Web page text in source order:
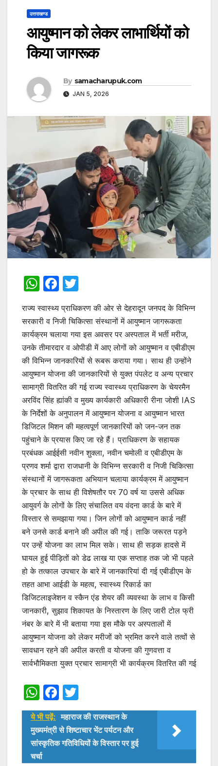
उत्तराखण्ड
आयुष्मान को लेकर लाभार्थियों को
किया जागरूक
By samacharupuk.com
JAN 5, 2026
W
at
s
A
p
p
F
c
e
b
o
o
k
itt
er
राज्य स्वास्थ्य प्राधिकरण की ओर से देहरादून जनपद के विभिन्न
सरकारी व निजी चिकित्सा संस्थानों में आयुष्मान जागरूकता
कार्यक्रम चलाया गया इस अवसर पर अस्पताल में भर्ती मरीज,
उनके तीमारदार व ओपीडी में आए लोगों को आयुष्मान व एबीडीएम
की विभिन्न जानकारियों से रूबरू कराया गया। साथ ही उन्होंने
आयुष्मान योजना की जानकारियों से युक्त पंपलेट व अन्य प्रचार
सामाग्री वितरित की गई राज्य स्वास्थ्य प्राधिकरण के चेयरमैन
अरविंद सिंह ह्यांकी व मुख्य कार्यकारी अधिकारी रीना जोशी IAS
के निर्देशों के अनुपालन में आयुष्मान योजना व आयुष्मान भारत
डिजिटल मिशन की महत्वपूर्ण जानकारियों को जन-जन तक
पहुंचाने के प्रयास किए जा रहे हैं। प्राधिकरण के सहायक
प्रबंधक आईईसी नवीन शुक्ला, नवीन चमोली व एबीडीएम के
प्रणव शर्मा द्वारा राजधानी के विभिन्न सरकारी व निजी चिकित्सा
संस्थानों में जागरूकता अभियान चलाया कार्यक्रम में आयुष्मान
के प्रचार के साथ ही विशेषतौर पर 70 वर्ष या उससे अधिक
आयुवर्ग के लोगों के लिए संचालित वय वंदना कार्ड के बारे में
विस्तार से समझाया गया। जिन लोगों को आयुष्मान कार्ड नहीं
बने उनसे कार्ड बनाने की अपील की गई। ताकि जरूरत पड़ने
पर उन्हें योजना का लाभ मिल सके। साथ ही सड़क हादसे में
घायल हुई पीड़ितों को डेढ लाख या एक सप्ताह तक जो भी पहले
हो के तत्काल उपचार के बारे में जानकारियां दी गई एबीडीएम के
तहत आभा आईडी के महत्व, स्वास्थ्य रिकार्ड का
डिजिटलाइजेशन व स्कैन एंड शेयर की व्यवस्था के लाभ व किसी
जानकारी, सुझाव शिकायत के निस्तारण के लिए जारी टोल फ्री
नंबर के बारे में भी बताया गया इस मौके पर अस्पतालों में
आयुष्मान योजना को लेकर मरीजों को भ्रमित करने वाले तत्वों से
सावधान रहने की अपील करती व योजना की गुणवत्ता व
सार्वभौमिकता युक्त प्रचार सामाग्री भी कार्यक्रम वितरित की गई
W
h
at
s
A
F
a
c
e
w
itt
er
ये भी पढ़ें: महाराज की राजस्थान के
मुख्यमंत्री से शिष्टाचार भेंट पर्यटन और
सांस्कृतिक गतिविधियों के विस्तार पर हुई
चर्चा